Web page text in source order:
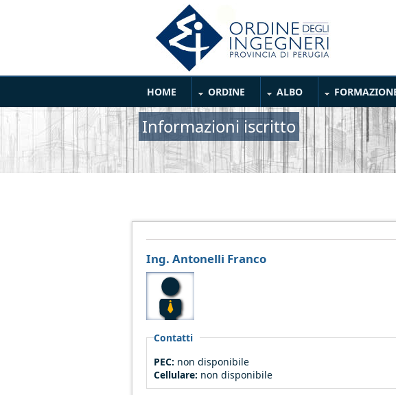
Main Menu
HOME ORDINE ALBO
Informazioni iscritto
Ing. Antonelli Franco
Contatti
PEC: non disponibile
Cellulare: non disponibile